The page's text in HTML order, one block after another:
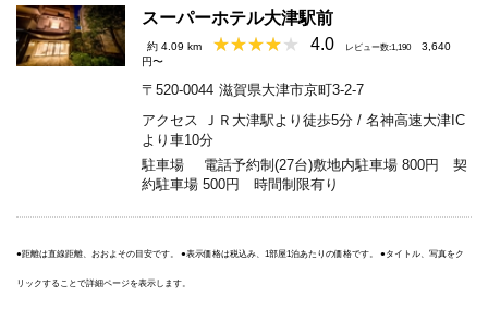
スーパーホテル大津駅前
約 4.09 km 4.0 レビュー数:1,190
3,640
円〜
〒520-0044 滋賀県大津市京町3-2-7
アクセス
ＪＲ大津駅より徒歩5分 / 名神高速大津IC
より車10分
駐車場
電話予約制(27台)敷地内駐車場 800円 契
約駐車場 500円 時間制限有り
●距離は直線距離、おおよその目安です。 ●表示価格は税込み、1部屋1泊あたりの価格です。 ●タイトル、写真をク
リックすることで詳細ページを表示します。